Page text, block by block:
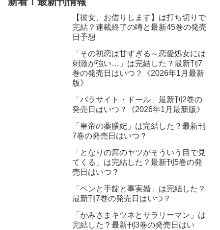
【彼女、お借りします】は打ち切りで
完結？連載終了の噂と最新45巻の発売
日予想
「その初恋は甘すぎる～恋愛処女には
刺激が強い…」は完結した？最新刊7
巻の発売日はいつ？《2026年1月最新
版》
「パラサイト・ドール」最新刊2巻の
発売日はいつ？《2026年1月最新版》
「皇帝の薬膳妃」は完結した？最新刊
7巻の発売日はいつ？
「となりの席のヤツがそういう目で見
てくる」は完結した？最新刊5巻の発
売日はいつ？
「ペンと手錠と事実婚」は完結した？
最新刊7巻の発売日はいつ？
「かみさまキツネとサラリーマン」は
完結した？最新刊3巻の発売日はい